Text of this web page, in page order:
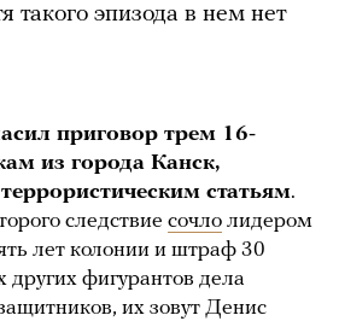
такого эпизода в нем нет
приговор трем 16-
из города Канск,
статьям.
следствие сочло лидером
лет колонии и штраф 30
других фигурантов дела
их зовут Денис